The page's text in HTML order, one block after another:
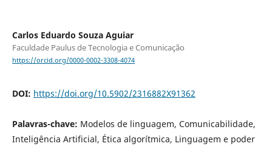
Carlos Eduardo Souza Aguiar
Faculdade Paulus de Tecnologia e Comunicação
https://orcid.org/0000-0002-3308-4074
DOI: https://doi.org/10.5902/2316882X91362
Palavras-chave: Modelos de linguagem, Comunicabilidade,
Inteligência Artificial, Ética algorítmica, Linguagem e poder